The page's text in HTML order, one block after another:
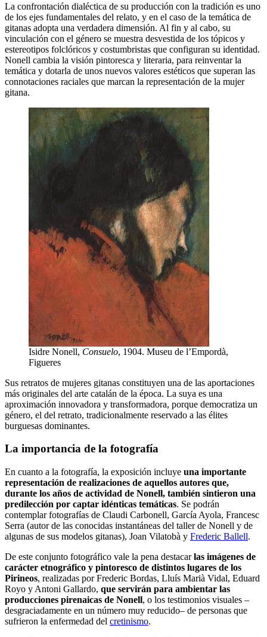
La confrontación dialéctica de su producción con la tradición es uno
de los ejes fundamentales del relato, y en el caso de la temática de
gitanas adopta una verdadera dimensión. Al fin y al cabo, su
vinculación con el género se muestra desvestida de los tópicos y
estereotipos folclóricos y costumbristas que configuran su identidad.
Nonell cambia la visión pintoresca y literaria, para reinventar la
temática y dotarla de unos nuevos valores estéticos que superan las
connotaciones raciales que marcan la representación de la mujer
gitana.
Isidre Nonell, Consuelo, 1904. Museu de l’Empordà,
Figueres
Sus retratos de mujeres gitanas constituyen una de las aportaciones
más originales del arte catalán de la época. La suya es una
aproximación innovadora y transformadora, porque democratiza un
género, el del retrato, tradicionalmente reservado a las élites
burguesas dominantes.
La importancia de la fotografía
En cuanto a la fotografía, la exposición incluye una importante
representación de realizaciones de aquellos autores que,
durante los años de actividad de Nonell, también sintieron una
predilección por captar idénticas temáticas. Se podrán
contemplar fotografías de Claudi Carbonell, García Ayola, Francesc
Serra (autor de las conocidas instantáneas del taller de Nonell y de
algunas de sus modelos gitanas), Joan Vilatobà y Frederic Ballell.
De este conjunto fotográfico vale la pena destacarlas imágenes de
carácter etnográfico y pintoresco de distintos lugares de los
Pirineos, realizadas por Frederic Bordas, Lluís Marià Vidal, Eduard
Royo y Antoni Gallardo, que servirán para ambientar las
producciones pirenaicas de Nonell, o los testimonios visuales –
desgraciadamente en un número muy reducido– de personas que
sufrieron la enfermedad del cretinismo.